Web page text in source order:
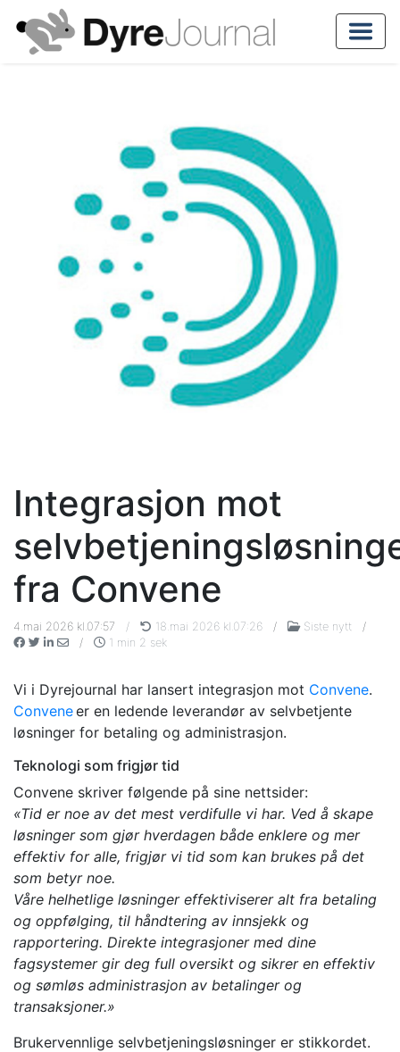
Integrasjon mot
fra Convene
4.mai 2026 kl.07:57 / 18.mai 2026 kl.07:26 / Siste nytt
/
/
1 min 2 sek
Vi i Dyrejournal har lansert integrasjon mot Convene.
Conveneer en ledende leverandør av selvbetjente
løsninger for betaling og administrasjon.
Teknologi som frigjør tid
Convene skriver følgende på sine nettsider:
«Tid er noe av det mest verdifulle vi har. Ved å skape
løsninger som gjør hverdagen både enklere og mer
effektiv for alle, frigjør vi tid som kan brukes på det
som betyr noe.
Våre helhetlige løsninger effektiviserer alt fra betaling
og oppfølging, til håndtering av innsjekk og
rapportering. Direkte integrasjoner med dine
fagsystemer gir deg full oversikt og sikrer en effektiv
og sømløs administrasjon av betalinger og
transaksjoner.»
Brukervennlige selvbetjeningsløsninger er stikkordet.